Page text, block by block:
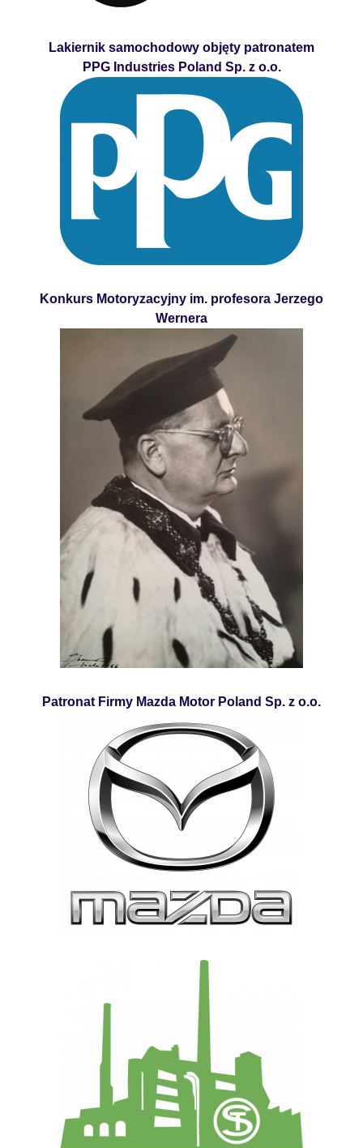
Lakiernik samochodowy objęty patronatem
PPG Industries Poland Sp. z o.o.
Konkurs Motoryzacyjny im. profesora Jerzego
Wernera
Patronat Firmy Mazda Motor Poland Sp. z o.o.